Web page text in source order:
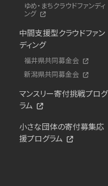
ゆめ・まちクラウドファンディ
ング
中間支援型クラウドファン
ディング
福井県共同募金会
新潟県共同募金会
マンスリー寄付挑戦プログ
ラム
小さな団体の寄付募集応
援プログラム